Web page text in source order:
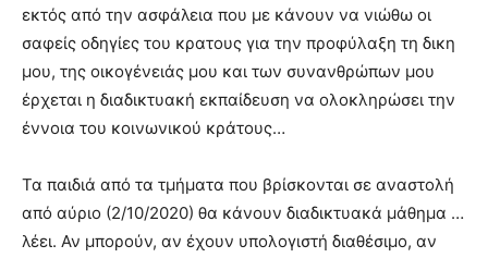
εκτός από την ασφάλεια που με κάνουν να νιώθω οι
σαφείς οδηγίες του κρατους για την προφύλαξη τη δικη
μου, της οικογένειάς μου και των συνανθρώπων μου
έρχεται η διαδικτυακή εκπαίδευση να ολοκληρώσει την
έννοια του κοινωνικού κράτους…
Τα παιδιά από τα τμήματα που βρίσκονται σε αναστολή
από αύριο (2/10/2020) θα κάνουν διαδικτυακά μάθημα …
λέει. Αν μπορούν, αν έχουν υπολογιστή διαθέσιμο, αν